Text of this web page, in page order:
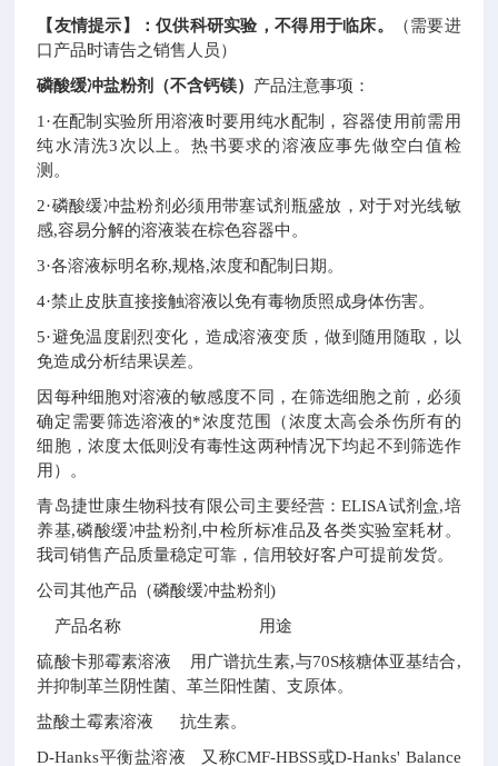
【友情提示】：仅供科研实验，不得用于临床。
（需要进
口产品时请告之销售人员）
磷酸缓冲盐粉剂（不含钙镁） 产品注意事项：
1·在配制实验所用溶液时要用纯水配制，容器使用前需用
纯水清洗3次以上。热书要求的溶液应事先做空白值检
测。
2·磷酸缓冲盐粉剂必须用带塞试剂瓶盛放，对于对光线敏
感,容易分解的溶液装在棕色容器中。
3·各溶液标明名称,规格,浓度和配制日期。
4·禁止皮肤直接接触溶液以免有毒物质照成身体伤害。
5·避免温度剧烈变化，造成溶液变质，做到随用随取，以
免造成分析结果误差。
因每种细胞对溶液的敏感度不同，在筛选细胞之前，必须
确定需要筛选溶液的*浓度范围（浓度太高会杀伤所有的
细胞，浓度太低则没有毒性这两种情况下均起不到筛选作
用）。
青岛捷世康生物科技有限公司主要经营：ELISA试剂盒,培
养基,磷酸缓冲盐粉剂,中检所标准品及各类实验室耗材。
我司销售产品质量稳定可靠，信用较好客户可提前发货。
公司其他产品（磷酸缓冲盐粉剂)
产品名称 用途
硫酸卡那霉素溶液 用广谱抗生素,与70S核糖体亚基结合,
并抑制革兰阴性菌、革兰阳性菌、支原体。
盐酸土霉素溶液 抗生素。
D-Hanks平衡盐溶液 又称CMF-HBSS或D-Hanks' Balance